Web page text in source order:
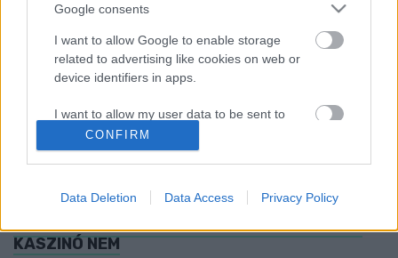
Google consents
I want to allow Google to enable storage
related to advertising like cookies on web or
device identifiers in apps.
I want to allow my user data to be sent to
Google for online advertising purposes.
I want to allow Google to send me
personalized advertising.
related to analytics like cookies on web or
CONFIRM
Data Deletion Data Access Privacy Policy
2021. Április. 30. 19:42
VÉDETTSÉGI IGAZOLVÁNY: UTAZHATNAK A
VÉDETTEK
Legalábbis hazánk szabályozása szerint.
HIVATALOS: ÁPRILIS 8. UTÁN JÖHET A
LAZÍTÁS!
Este 10-ig maradhatunk az utcán.
A LOTTÓZÓ ÉS AZ ÜGYVÉD NYITVA LEHET, A
KASZINÓ NEM